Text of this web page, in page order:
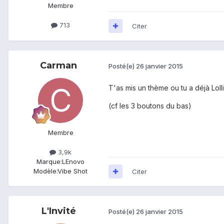
Membre
713 Citer
Carman
Membre
3,9k
Marque:LEnovo
Modèle:Vibe Shot
Posté(e) 26 janvier 2015
T'as mis un thème ou tu a déjà
(cf les 3 boutons du bas)
Citer
L'Invité Posté(e) 26 janvier 2015